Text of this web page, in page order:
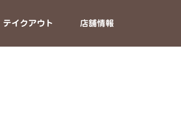
テイクアウト 店舗情報